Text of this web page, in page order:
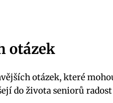
otázek
otázek, které
do života seniorů radost